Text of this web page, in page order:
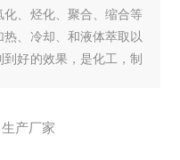
、烃化、聚合、缩合等
、冷却、和液体萃取以
好的效果，是化工，制
生产厂家